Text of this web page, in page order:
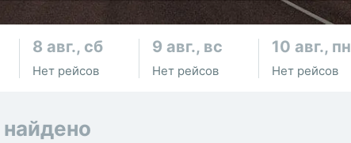
8 авг., сб
Нет рейсов
9 авг., вс
Нет рейсов
10 авг., пн
Нет рейсов